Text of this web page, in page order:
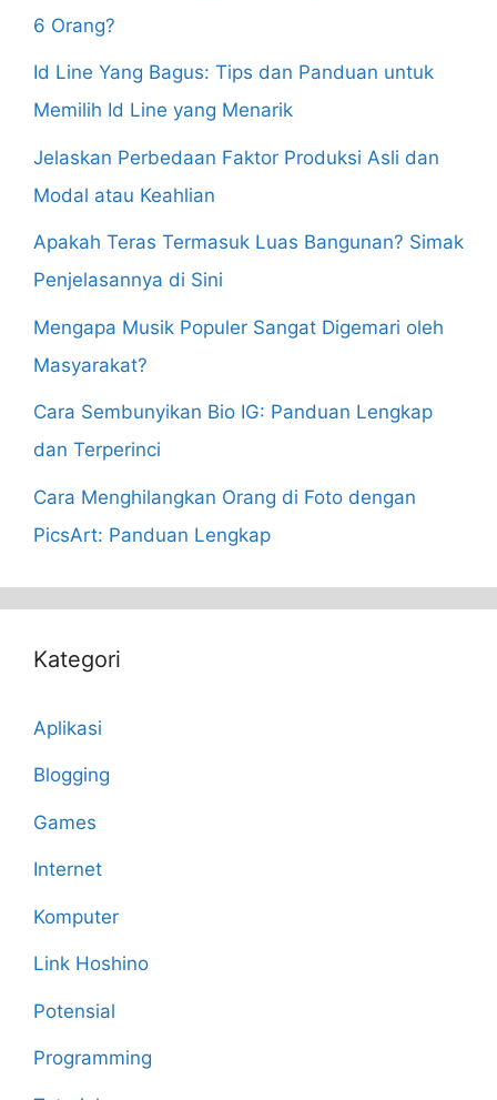
6 Orang?
Id Line Yang Bagus: Tips dan Panduan untuk
Memilih Id Line yang Menarik
Jelaskan Perbedaan Faktor Produksi Asli dan
Modal atau Keahlian
Apakah Teras Termasuk Luas Bangunan? Simak
Penjelasannya di Sini
Mengapa Musik Populer Sangat Digemari oleh
Masyarakat?
Cara Sembunyikan Bio IG: Panduan Lengkap
dan Terperinci
Cara Menghilangkan Orang di Foto dengan
PicsArt: Panduan Lengkap
Kategori
Aplikasi
Blogging
Games
Internet
Komputer
Link Hoshino
Potensial
Programming